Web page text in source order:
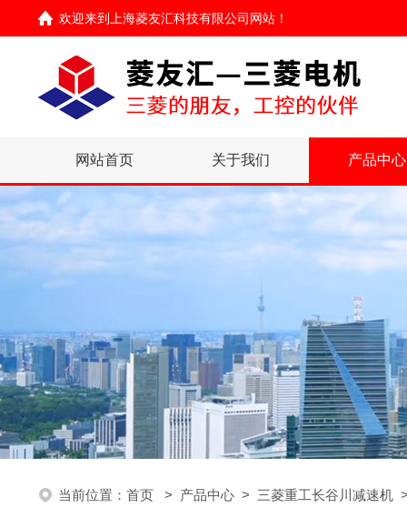
欢迎来到 上海菱友汇科技有限公司网站 ！
网站首页 关于我们 产品中心
当前位置： 首页 > 产品中心 > 三菱重工长谷川减速机